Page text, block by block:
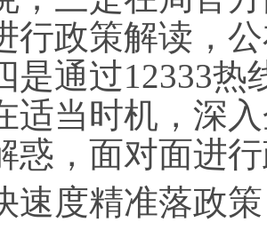
行政策解读，
是通过12333热
适当时机，深
惑，面对面进
度精准落政策